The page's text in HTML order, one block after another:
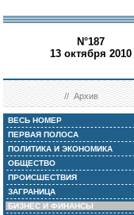
N°187
13 октября 2010
//Архив
ВЕСЬ НОМЕР
ПЕРВАЯ ПОЛОСА
ПОЛИТИКА И ЭКОНОМИКА
ОБЩЕСТВО
ПРОИСШЕСТВИЯ
ЗАГРАНИЦА
БИЗНЕС И ФИНАНСЫ